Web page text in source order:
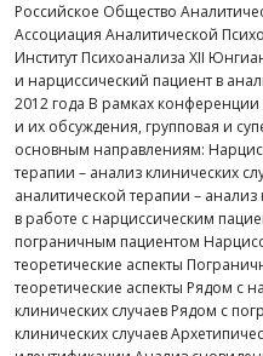
Российское Общество
Ассоциация Аналитической
Институт Психоанализа XII
и нарциссический пациент в
2012 года В рамках
и их обсуждения, групповая и
основным направлениям:
терапии – анализ клинических
аналитической терапии –
в работе с нарциссическим
пограничным пациентом
теоретические аспекты
теоретические аспекты Рядом с
клинических случаев Рядом с
клинических случаев